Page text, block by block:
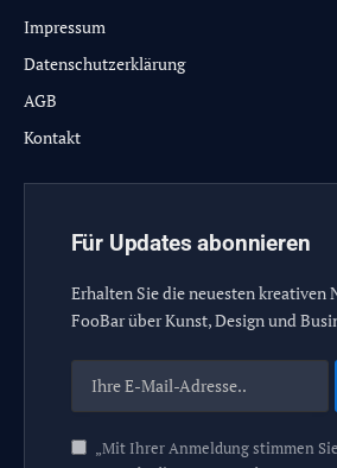
Impressum
Datenschutzerklärung
AGB
Kontakt
Für Updates abonnieren
Erhalten Sie die neuesten kreativen
FooBar über Kunst, Design und
„Mit Ihrer Anmeldung stimmen